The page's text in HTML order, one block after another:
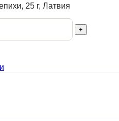
25 г, Латвия
+